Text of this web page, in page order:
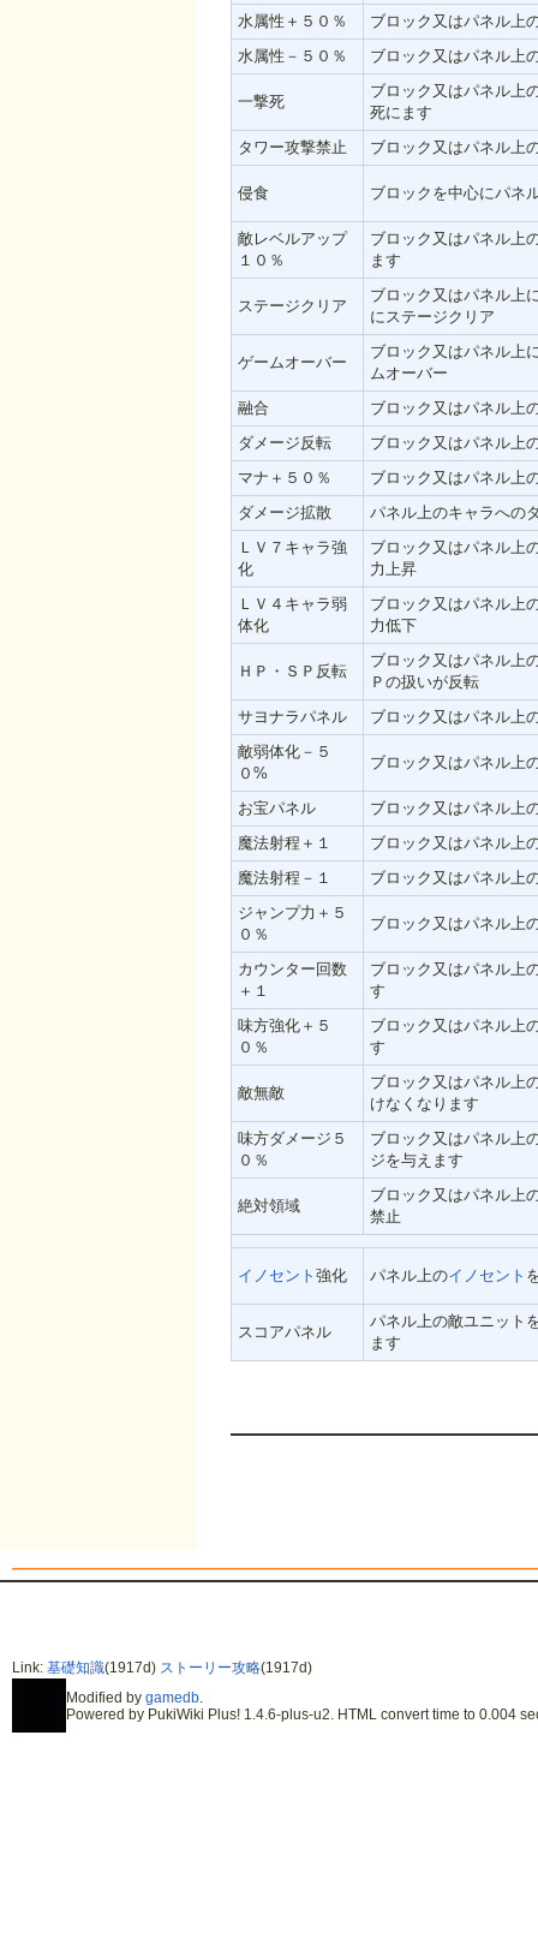
水属性＋５０％
ブロック又はパネル上
水属性－５０％
ブロック又はパネル上
一撃死
ブロック又はパネル上
死にます
タワー攻撃禁止
ブロック又はパネル上
侵食 ブロックを中心にパネ
敵レベルアップ
１０％
ブロック又はパネル上
ます
ステージクリア
ブロック又はパネル上
にステージクリア
ゲームオーバー
ブロック又はパネル上
ムオーバー
融合
ブロック又はパネル上
ダメージ反転
ブロック又はパネル上
マナ＋５０％
ブロック又はパネル上
ダメージ拡散
パネル上のキャラへの
ＬＶ７キャラ強
化
ブロック又はパネル上
力上昇
ＬＶ４キャラ弱
体化
ブロック又はパネル上
力低下
ＨＰ・ＳＰ反転
ブロック又はパネル上
Ｐの扱いが反転
サヨナラパネル
ブロック又はパネル上
敵弱体化－５
０%
ブロック又はパネル上
お宝パネル
ブロック又はパネル上
魔法射程＋１
ブロック又はパネル上
魔法射程－１
ブロック又はパネル上
ジャンプ力＋５
０％
ブロック又はパネル上
カウンター回数
＋１
ブロック又はパネル上
す
味方強化＋５
０％
ブロック又はパネル上
す
敵無敵
ブロック又はパネル上
けなくなります
味方ダメージ５
０％
ブロック又はパネル上
ジを与えます
絶対領域
ブロック又はパネル上
禁止
イノセント 強化 パネル上のイノセント
スコアパネル
パネル上の敵ユニット
ます
Link: 基礎知識(1917d) ストーリー攻略(1917d)
Modified by gamedb.
Powered by PukiWiki Plus! 1.4.6-plus-u2. HTML convert time to 0.004